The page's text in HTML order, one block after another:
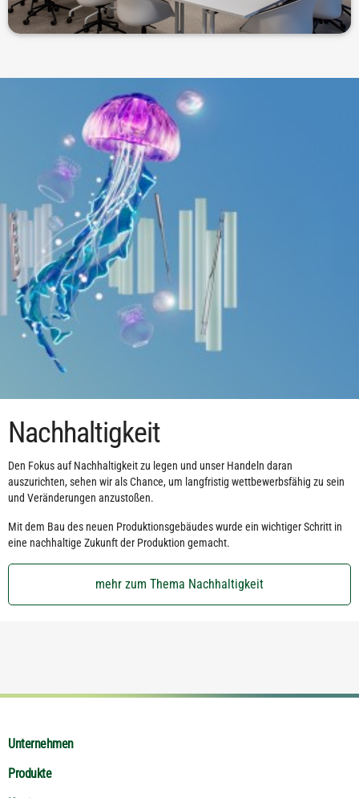
Am 26. April 2024 konnte der Umzug erfolgreich abgeschlossen
Nachhaltigkeit
Den Fokus auf Nachhaltigkeit zu legen und unser Handeln daran
auszurichten, sehen wir als Chance, um langfristig wettbewerbsfähig zu sein
und Veränderungen anzustoßen.
Mit dem Bau des neuen Produktionsgebäudes wurde ein wichtiger Schritt in
eine nachhaltige Zukunft der Produktion gemacht.
mehr zum Thema Nachhaltigkeit
Unternehmen
Produkte